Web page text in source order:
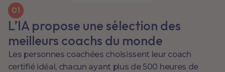
01
L’IA propose une sélection des
meilleurs coachs du monde
Les personnes coachées choisissent leur coach
certifié idéal, chacun ayant plus de 500 heures de